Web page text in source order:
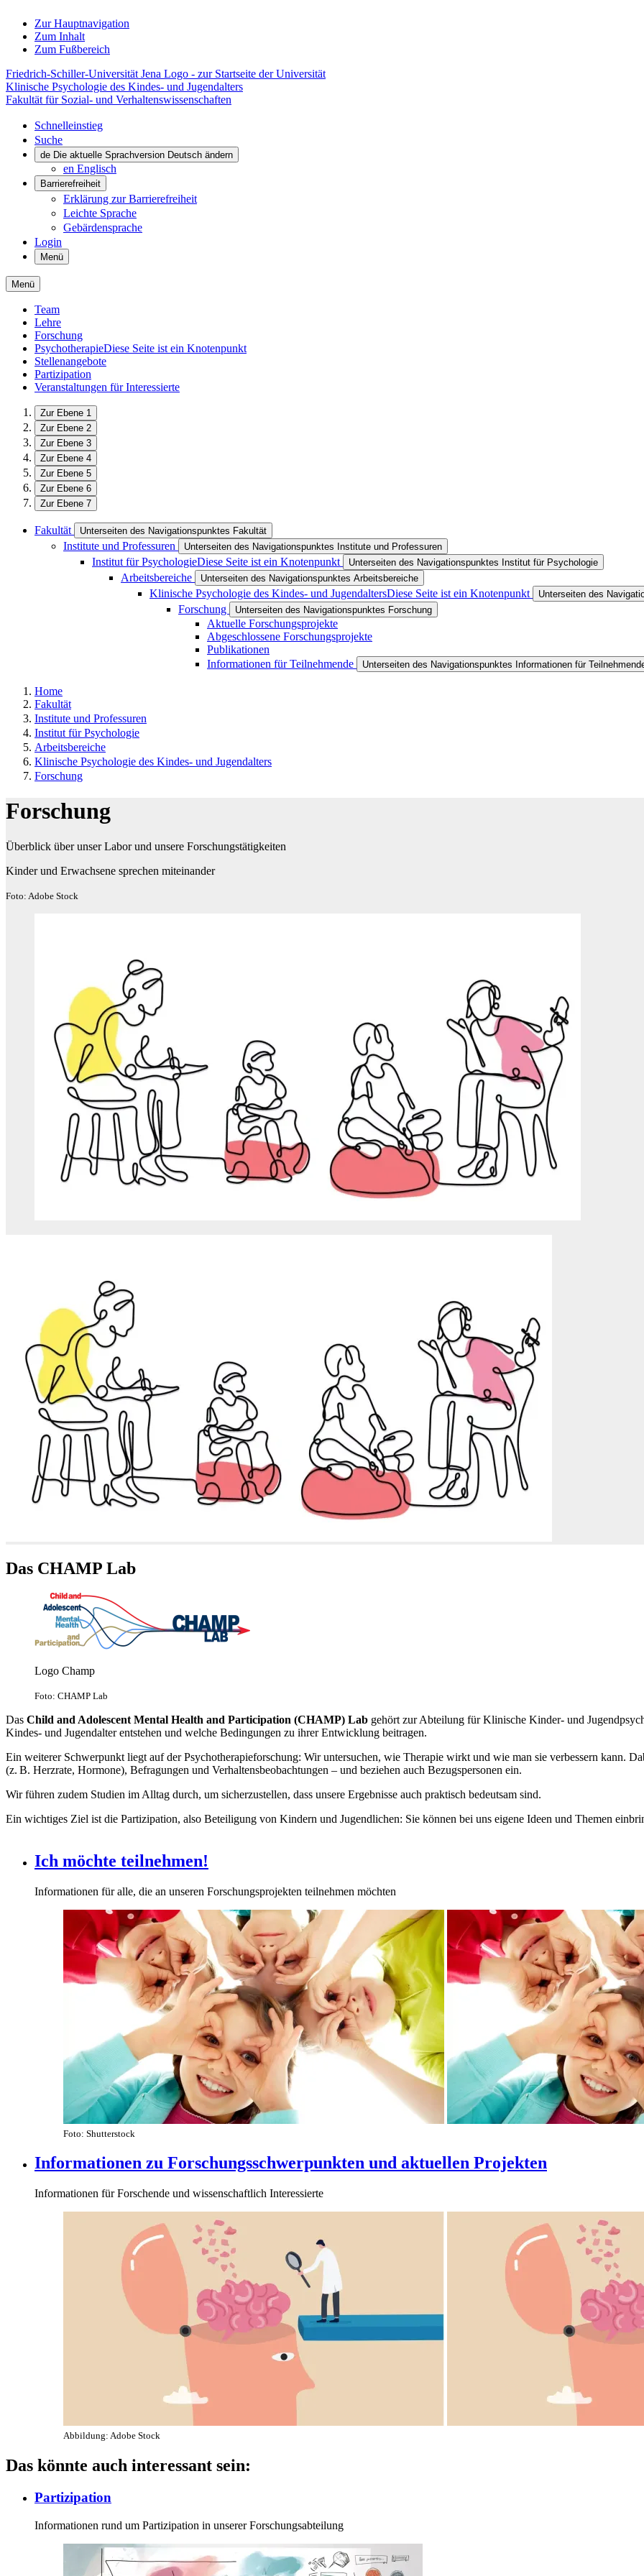
Zur Hauptnavigation
Zum Inhalt
Zum Fußbereich
Friedrich-Schiller-Universität Jena Logo - zur Startseite der Universität
Klinische Psychologie des Kindes- und Jugendalters
Fakultät für Sozial- und Verhaltenswissenschaften
Schnelleinstieg
Suche
de Die aktuelle Sprachversion Deutsch ändern
en Englisch
Barrierefreiheit
Erklärung zur Barrierefreiheit
Leichte Sprache
Gebärdensprache
Login
Menü
Menü
Team
Lehre
Forschung
PsychotherapieDiese Seite ist ein Knotenpunkt
Stellenangebote
Partizipation
Veranstaltungen für Interessierte
Zur Ebene 1
Zur Ebene 2
Zur Ebene 3
Zur Ebene 4
Zur Ebene 5
Zur Ebene 6
Zur Ebene 7
Fakultät Unterseiten des Navigationspunktes Fakultät
Institute und Professuren Unterseiten des Navigationspunktes Institute und Professuren
Institut für PsychologieDiese Seite ist ein Knotenpunkt Unterseiten des Navigationspunktes Institut für Psychologie
Arbeitsbereiche Unterseiten des Navigationspunktes Arbeitsbereiche
Klinische Psychologie des Kindes- und JugendaltersDiese Seite ist ein Knotenpunkt Unterseiten des
Forschung Unterseiten des Navigationspunktes Forschung
Aktuelle Forschungsprojekte
Abgeschlossene Forschungsprojekte
Publikationen
Informationen für Teilnehmende
Unterseiten des Navigationspunktes Informationen für
Home
Fakultät
Institute und Professuren
Institut für Psychologie
Arbeitsbereiche
Klinische Psychologie des Kindes- und Jugendalters
Forschung
Forschung
Überblick über unser Labor und unsere Forschungstätigkeiten
Kinder und Erwachsene sprechen miteinander
Foto: Adobe Stock
Das CHAMP Lab
Logo Champ
Foto: CHAMP Lab
Das Child and Adolescent Mental Health and Participation (CHAMP) Lab gehört zur Abteilung für Klinische Kinder- und
Kindes- und Jugendalter entstehen und welche Bedingungen zu ihrer Entwicklung beitragen.
Ein weiterer Schwerpunkt liegt auf der Psychotherapieforschung: Wir untersuchen, wie Therapie wirkt und wie man sie verbessern kann.
(z. B. Herzrate, Hormone), Befragungen und Verhaltensbeobachtungen – und beziehen auch Bezugspersonen ein.
Wir führen zudem Studien im Alltag durch, um sicherzustellen, dass unsere Ergebnisse auch praktisch bedeutsam sind.
Ein wichtiges Ziel ist die Partizipation, also Beteiligung von Kindern und Jugendlichen: Sie können bei uns eigene Ideen und Themen
Ich möchte teilnehmen!
Informationen für alle, die an unseren Forschungsprojekten teilnehmen möchten
Foto: Shutterstock
Informationen zu Forschungsschwerpunkten und aktuellen Projekten
Informationen für Forschende und wissenschaftlich Interessierte
Abbildung: Adobe Stock
Das könnte auch interessant sein:
Partizipation
Informationen rund um Partizipation in unserer Forschungsabteilung